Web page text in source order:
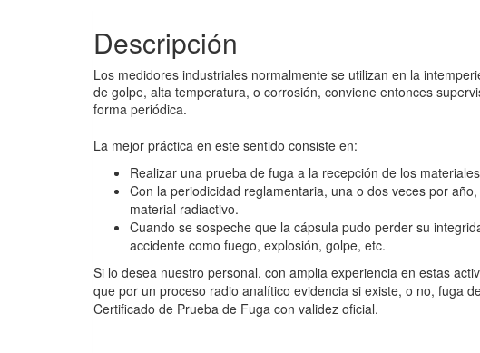
Descripción
Los medidores industriales normalmente se utilizan en la
de golpe, alta temperatura, o corrosión, conviene entonces
forma periódica.
La mejor práctica en este sentido consiste en:
Realizar una prueba de fuga a la recepción de los
Con la periodicidad reglamentaria, una o dos veces por
material radiactivo.
Cuando se sospeche que la cápsula pudo perder su
accidente como fuego, explosión, golpe, etc.
Si lo desea nuestro personal, con amplia experiencia en estas
que por un proceso radio analítico evidencia si existe, o no, fuga
Certificado de Prueba de Fuga con validez oficial.